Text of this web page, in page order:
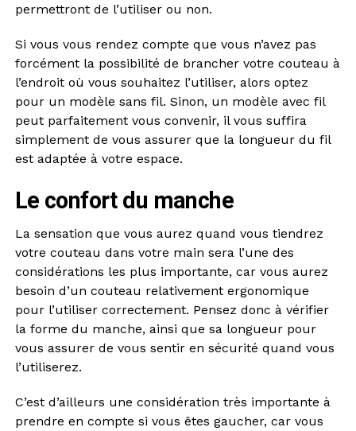
permettront de l’utiliser ou non.
Si vous vous rendez compte que vous n’avez pas
forcément la possibilité de brancher votre couteau à
l’endroit où vous souhaitez l’utiliser, alors optez
pour un modèle sans fil. Sinon, un modèle avec fil
peut parfaitement vous convenir, il vous suffira
simplement de vous assurer que la longueur du fil
est adaptée à votre espace.
Le confort du manche
La sensation que vous aurez quand vous tiendrez
votre couteau dans votre main sera l’une des
considérations les plus importante, car vous aurez
besoin d’un couteau relativement ergonomique
pour l’utiliser correctement. Pensez donc à vérifier
la forme du manche, ainsi que sa longueur pour
vous assurer de vous sentir en sécurité quand vous
l’utiliserez.
C’est d’ailleurs une considération très importante à
prendre en compte si vous êtes gaucher, car vous